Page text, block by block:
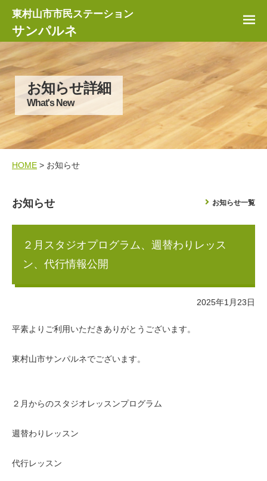
東村山市市民ステーション
サンパルネ
お知らせ詳細
What's New
HOME > お知らせ
お知らせ お知らせ一覧
２月スタジオプログラム、週替わりレッス
ン、代行情報公開
2025年1月23日
平素よりご利用いただきありがとうございます。
東村山市サンパルネでございます。
２月からのスタジオレッスンプログラム
週替わりレッスン
代行レッスン